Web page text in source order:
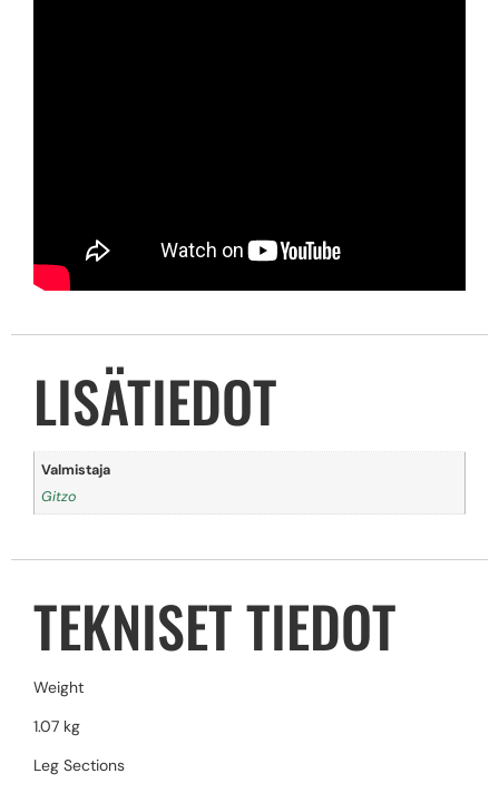
LISÄTIEDOT
Valmistaja
Gitzo
TEKNISET TIEDOT
Weight
1.07 kg
Leg Sections